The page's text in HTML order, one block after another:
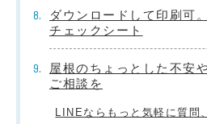
ダウンロードして印刷可
チェックシート
屋根のちょっとした不安
ご相談を
LINEならもっと気軽に質問